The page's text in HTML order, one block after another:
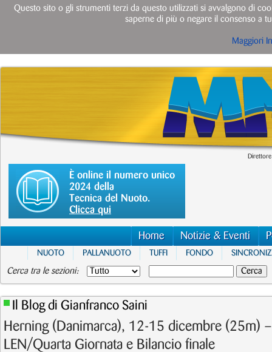
È online il numero unico
2024 della
Tecnica del Nuoto.
Clicca qui
Home Notizie & Eventi
NUOTO PALLANUOTO TUFFI FONDO
Cerca tra le sezioni:
Il Blog di Gianfranco Saini
Herning (Danimarca), 12-15 dicembre (25m)
LEN/Quarta Giornata e Bilancio finale
Questo sito o gli strumenti terzi da questo utilizzati si avvalgono di
saperne di più o negare il consenso a
Maggiori